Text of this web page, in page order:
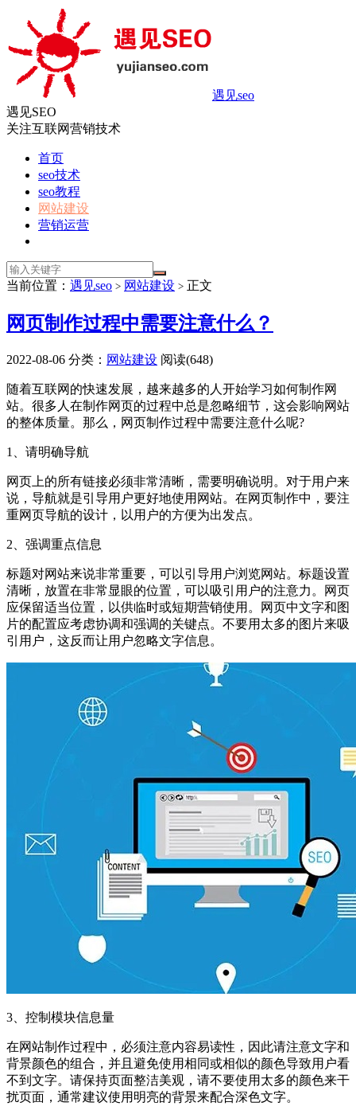
遇见seo
遇见SEO
关注互联网营销技术
首页
seo技术
seo教程
网站建设
营销运营
当前位置： 遇见seo > 网站建设 > 正文
网页制作过程中需要注意什么？
2022-08-06 分类： 网站建设 阅读(648)
随着互联网的快速发展，越来越多的人开始学习如何制作网
站。很多人在制作网页的过程中总是忽略细节，这会影响网站
的整体质量。那么，网页制作过程中需要注意什么呢?
1、请明确导航
网页上的所有链接必须非常清晰，需要明确说明。对于用户来
说，导航就是引导用户更好地使用网站。在网页制作中，要注
重网页导航的设计，以用户的方便为出发点。
2、强调重点信息
标题对网站来说非常重要，可以引导用户浏览网站。标题设置
清晰，放置在非常显眼的位置，可以吸引用户的注意力。网页
应保留适当位置，以供临时或短期营销使用。网页中文字和图
片的配置应考虑协调和强调的关键点。不要用太多的图片来吸
引用户，这反而让用户忽略文字信息。
3、控制模块信息量
在网站制作过程中，必须注意内容易读性，因此请注意文字和
背景颜色的组合，并且避免使用相同或相似的颜色导致用户看
不到文字。请保持页面整洁美观，请不要使用太多的颜色来干
扰页面，通常建议使用明亮的背景来配合深色文字。